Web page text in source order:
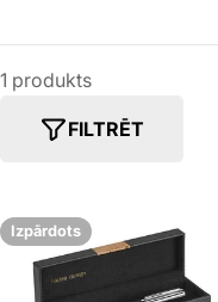
O
J
A
1 produkts
FILTRĒT
Izpārdots